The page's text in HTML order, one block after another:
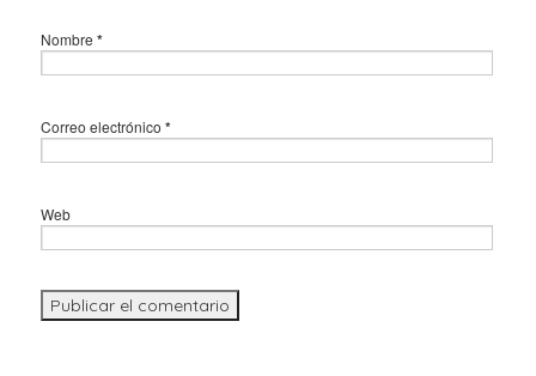
Nombre *
Correo electrónico *
Web